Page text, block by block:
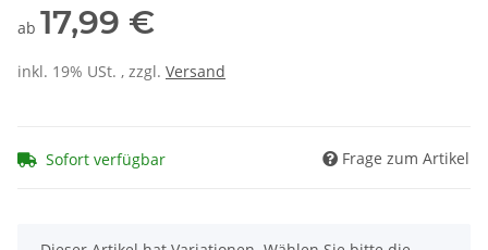
ab 17,99 €
inkl. 19% USt. , zzgl. Versand
Sofort verfügbar Frage zum Artikel